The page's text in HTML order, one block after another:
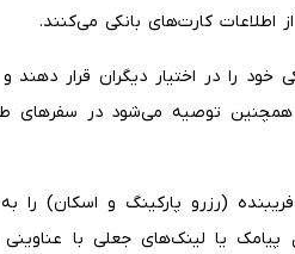
اطلاعات کارت‌های بانکی می‌کنند.
خود را در اختیار دیگران قرار دهند
توصیه می‌شود در سفرهای
(رزرو پارکینگ و اسکان) را
پیامک یا لینک‌های جعلی با عناوینی